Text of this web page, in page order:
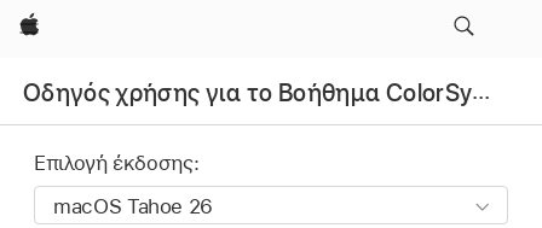
Apple
Οδηγός χρήσης για το Βοήθημα ColorSync
Επιλογή έκδοσης: